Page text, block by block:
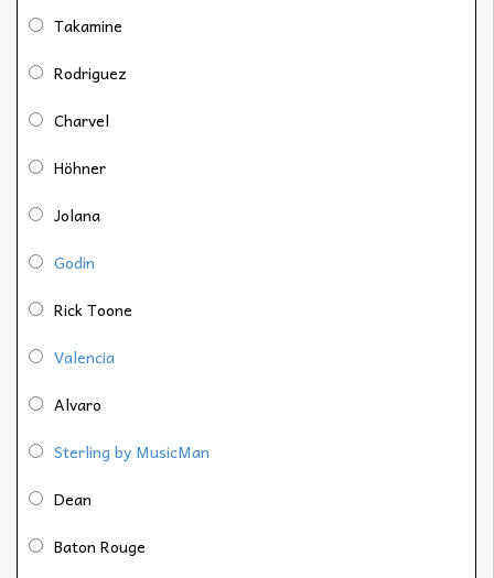
Takamine
Rodriguez
Charvel
Höhner
Jolana
Godin
Rick Toone
Valencia
Alvaro
Sterling by MusicMan
Dean
Baton Rouge